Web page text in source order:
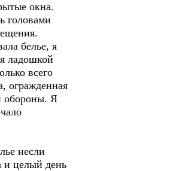
окна.
головами
белье, я
ладошкой
всего
огражденная
обороны. Я
несли
и целый день